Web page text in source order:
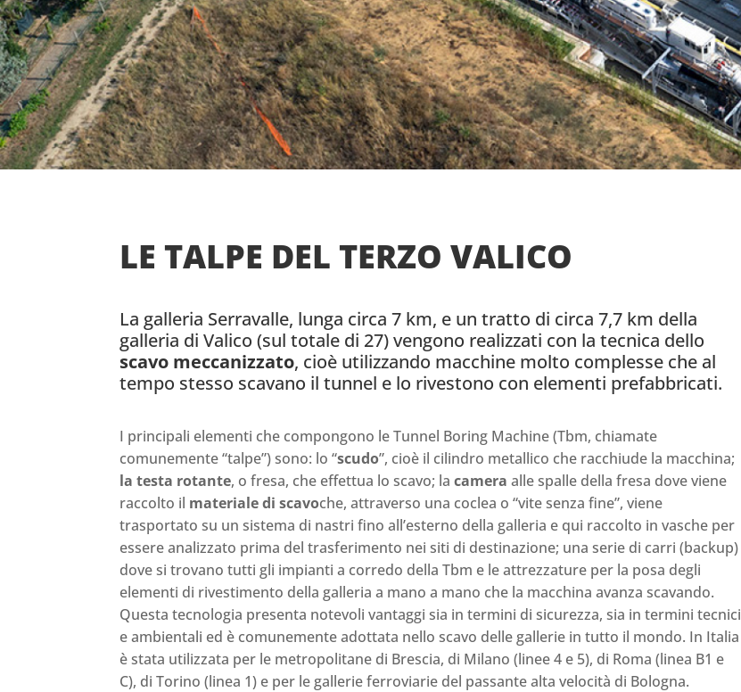
LE TALPE DEL TERZO VALICO
La galleria Serravalle, lunga circa 7 km, e un tratto di circa 7,7 km della
galleria di Valico (sul totale di 27) vengono realizzati con la tecnica dello
scavo meccanizzato, cioè utilizzando macchine molto complesse che al
tempo stesso scavano il tunnel e lo rivestono con elementi prefabbricati.
I principali elementi che compongono le Tunnel Boring Machine (Tbm, chiamate
comunemente “talpe”) sono: lo “scudo”, cioè il cilindro metallico che racchiude la macchina;
la testa rotante, o fresa, che effettua lo scavo; lacameraalle spalle della fresa dove viene
raccolto il materiale di scavoche, attraverso una coclea o “vite senza fine”, viene
trasportato su un sistema di nastri fino all’esterno della galleria e qui raccolto in vasche per
essere analizzato prima del trasferimento nei siti di destinazione; una serie di carri (backup)
dove si trovano tutti gli impianti a corredo della Tbm e le attrezzature per la posa degli
elementi di rivestimento della galleria a mano a mano che la macchina avanza scavando.
Questa tecnologia presenta notevoli vantaggi sia in termini di sicurezza, sia in termini tecnici
e ambientali ed è comunemente adottata nello scavo delle gallerie in tutto il mondo. In Italia
è stata utilizzata per le metropolitane di Brescia, di Milano (linee 4 e 5), di Roma (linea B1 e
C), di Torino (linea 1) e per le gallerie ferroviarie del passante alta velocità di Bologna.